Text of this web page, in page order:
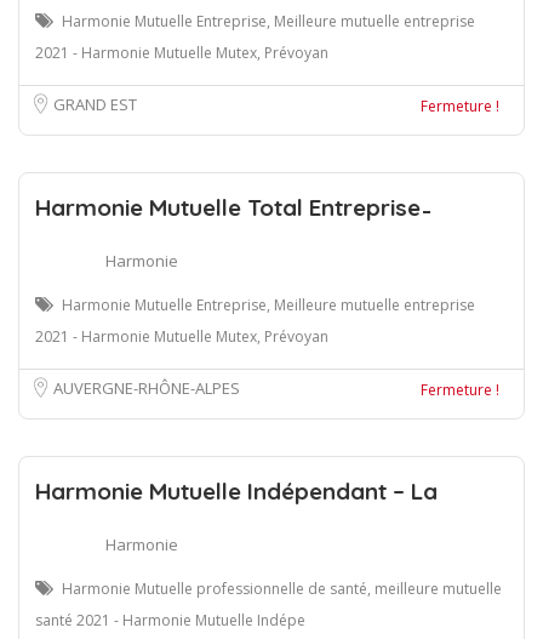
Harmonie Mutuelle Entreprise, Meilleure mutuelle entreprise
2021 - Harmonie Mutuelle Mutex, Prévoyan
GRAND EST Fermeture !
Harmonie Mutuelle Total Entreprise ̵
Harmonie
Harmonie Mutuelle Entreprise, Meilleure mutuelle entreprise
2021 - Harmonie Mutuelle Mutex, Prévoyan
AUVERGNE-RHÔNE-ALPES Fermeture !
Harmonie Mutuelle Indépendant – La
Harmonie
Harmonie Mutuelle professionnelle de santé, meilleure mutuelle
santé 2021 - Harmonie Mutuelle Indépe